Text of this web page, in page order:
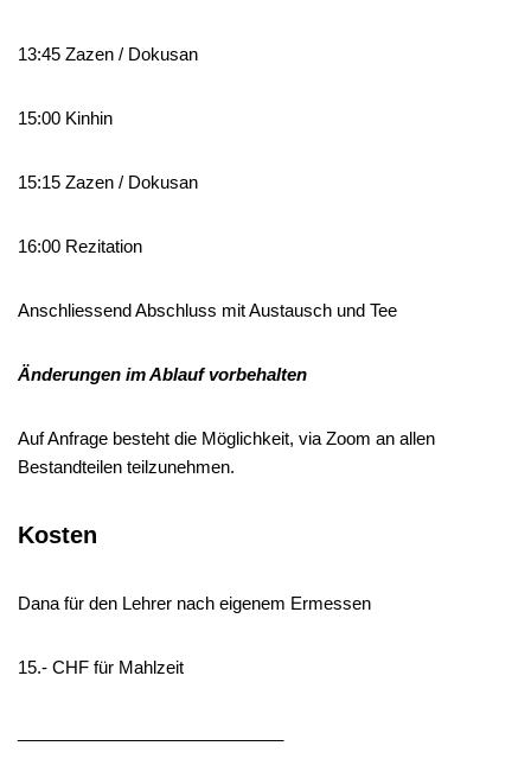
13:45 Zazen / Dokusan
15:00 Kinhin
15:15 Zazen / Dokusan
16:00 Rezitation
Anschliessend Abschluss mit Austausch und Tee
Änderungen im Ablauf vorbehalten
Auf Anfrage besteht die Möglichkeit, via Zoom an allen
Bestandteilen teilzunehmen.
Kosten
Dana für den Lehrer nach eigenem Ermessen
15.- CHF für Mahlzeit